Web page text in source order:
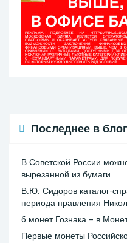
Последнее в
В Советской России
вырезанной из бумаги
В.Ю. Сидоров каталог-
периода правления
6 монет Гознака – в
Первые монеты